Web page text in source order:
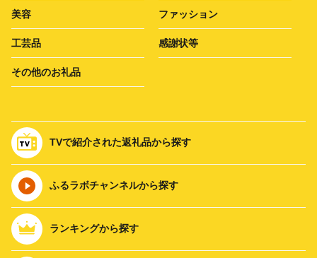
美容 ファッション
工芸品 感謝状等
その他のお礼品
TVで紹介された返礼品から探す
ふるラボチャンネルから探す
ランキングから探す